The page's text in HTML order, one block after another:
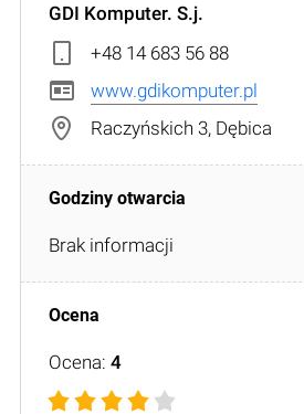
GDI Komputer. S.j.
+48 14 683 56 88
www.gdikomputer.pl
Raczyńskich 3, Dębica
Brak informacji
Ocena: 4